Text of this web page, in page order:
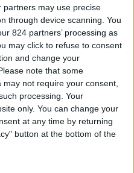
partners may use precise
through device scanning. You
824 partners’ processing as
may click to refuse to consent
and change your
note that some
not require your consent,
processing. Your
only. You can change your
at any time by returning
button at the bottom of the
crescita,
convenga